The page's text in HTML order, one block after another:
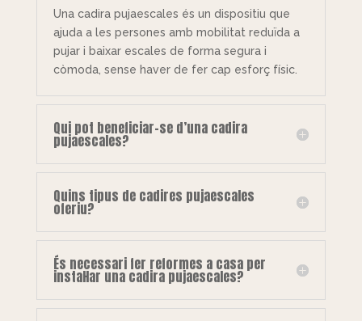
Una cadira pujaescales és un dispositiu que
ajuda a les persones amb mobilitat reduïda a
pujar i baixar escales de forma segura i
còmoda, sense haver de fer cap esforç físic.
Qui pot beneficiar-se d’una cadira
pujaescales?
Quins tipus de cadires pujaescales
oferiu?
És necessari fer reformes a casa per
instal·lar una cadira pujaescales?